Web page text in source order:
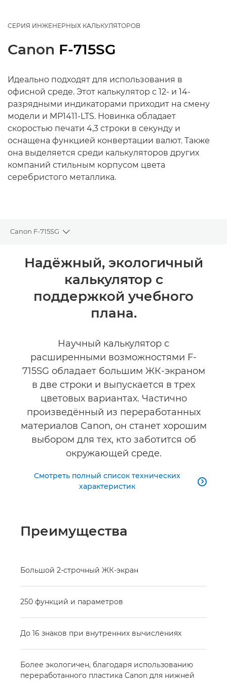
СЕРИЯ ИНЖЕНЕРНЫХ КАЛЬКУЛЯТОРОВ
Canon F-715SG
Идеально подходят для использования в
офисной среде. Этот калькулятор с 12- и 14-
разрядными индикаторами приходит на смену
модели и MP1411-LTS. Новинка обладает
скоростью печати 4,3 строки в секунду и
оснащена функцией конвертации валют. Также
она выделяется среди калькуляторов других
компаний стильным корпусом цвета
серебристого металлика.
Canon F-715SG
Toggle breadcrumbs
Общая информация
Технические характеристики
Надёжный, экологичный
калькулятор с
поддержкой учебного
плана.
Научный калькулятор с
расширенными возможностями F-
715SG обладает большим ЖК-экраном
в две строки и выпускается в трех
цветовых вариантах. Частично
произведённый из переработанных
материалов Canon, он станет хорошим
выбором для тех, кто заботится об
окружающей среде.
Смотреть полный список технических
характеристик

Преимущества
Большой 2-строчный ЖК-экран
250 функций и параметров
До 16 знаков при внутренних вычислениях
Более экологичен, благодаря использованию
переработанного пластика Canon для нижней